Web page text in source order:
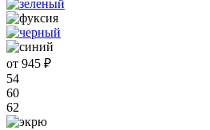
от 945 ₽
54
60
62